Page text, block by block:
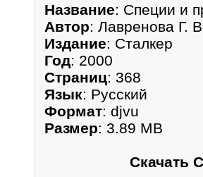
Название: Специи и
Автор: Лавренова Г.
Издание: Сталкер
Год: 2000
Страниц: 368
Язык: Русский
Формат: djvu
Размер: 3.89 MB
Скачать